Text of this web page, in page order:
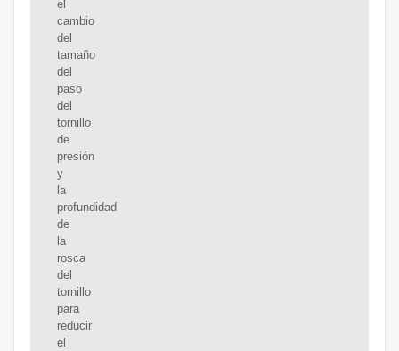
el
cambio
del
tamaño
del
paso
del
tornillo
de
presión
y
la
profundidad
de
la
rosca
del
tornillo
para
reducir
el